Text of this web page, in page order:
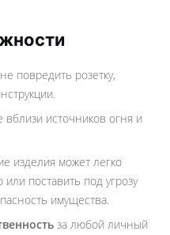
повредить розетку,
вблизи источников огня и
изделия может легко
поставить под угрозу
имущества.
за любой личный